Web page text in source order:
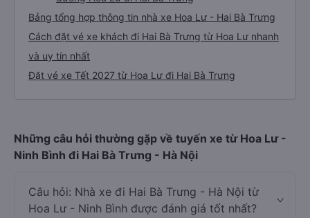
Bảng tổng hợp thông tin nhà xe Hoa Lư - Hai Bà Trưng
Cách đặt vé xe khách đi Hai Bà Trưng từ Hoa Lư nhanh
và uy tín nhất
Đặt vé xe Tết 2027 từ Hoa Lư đi Hai Bà Trưng
Những câu hỏi thường gặp về tuyến xe từ Hoa Lư -
Ninh Bình đi Hai Bà Trưng - Hà Nội
Câu hỏi: Nhà xe đi Hai Bà Trưng - Hà Nội từ
Hoa Lư - Ninh Bình được đánh giá tốt nhất?